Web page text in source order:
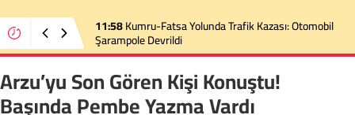
11:58Kumru-Fatsa Yolunda Trafik Kazası: Otomobil
Şarampole Devrildi
Arzu’yu Son Gören Kişi Konuştu!
Başında Pembe Yazma Vardı